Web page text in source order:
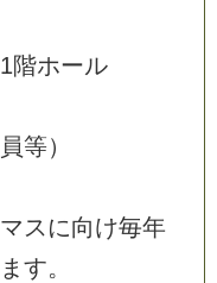
1階ホール
員等）
マ ス に向け毎年
ま す。